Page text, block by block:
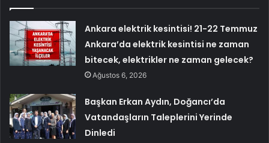
Ankara elektrik kesintisi! 21-22 Temmuz
Ankara’da elektrik kesintisi ne zaman
bitecek, elektrikler ne zaman gelecek?
Ağustos 6, 2026
Başkan Erkan Aydın, Doğancı’da
Vatandaşların Taleplerini Yerinde
Dinledi